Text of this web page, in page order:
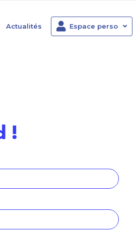
Actualités Espace perso
!